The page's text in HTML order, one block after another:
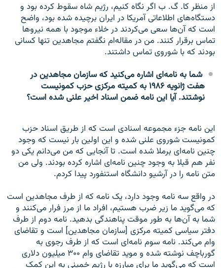
از منظر کا. گ. ب اگر نگاه کنیم، رژیم شاه سقوط کرده بود و
دستگاه‌های اطلاعاتی آمریکا در ایران برچیده شده بود، واضح
است که آن‌ها سعی می‌کردند در خلاء موجود با همه نیرو‌ها
تماس برقرار کنند. من در مقاله‌ام نگفتم مجاهدین تنها کسانی
بودند که با شوروی تماس داشتند.
شما به نامه‌ای اشاره می‌کنید که سازمان مجاهدین در
هفت ژانویه ۱۹۸۶ به کمیته مرکزی حزب کمونیست
نوشتند. آیا این نامه ضمن اسناد اخیر علنی شده است؟
این نامه جزء مجموعه اسنادی است که از طریق اسناد حزب
کمونیست شوروی علنی شده و این اولین بار نیست که وجود
چنین نامه‌ای برملا شده است. تا آنجایی که من می‌دانم یکی دو
نفر هم قبلا به وجود چنین نامه‌ای اشاره کرده بودند. ولی من
متن نامه را در آرشیو دانشگاه استنفورد پیدا کردم.
در واقع سه نامه وجود دارد، یک نامه که از طرف مجاهدین است
که می‌گوید ما زیر ضرب هستیم، افراد ما از مرز فرار می‌کنند و
شما به آن‌ها به طور موقت پناهندگی بدهید. نامه دوم از طرف
دفتر سیاسی کمیته مرکزی [سازمان مجاهدین] است و تقاضای
وام می‌کند. نامه سوم نامه‌ای است که از طرف رجوی به
گورباچف نوشته شده و موید تقاضای وام ۳۰۰ میلیون دلاری
است که می‌گوید ما برای مبارزه با رژیم خمینی به این کمک